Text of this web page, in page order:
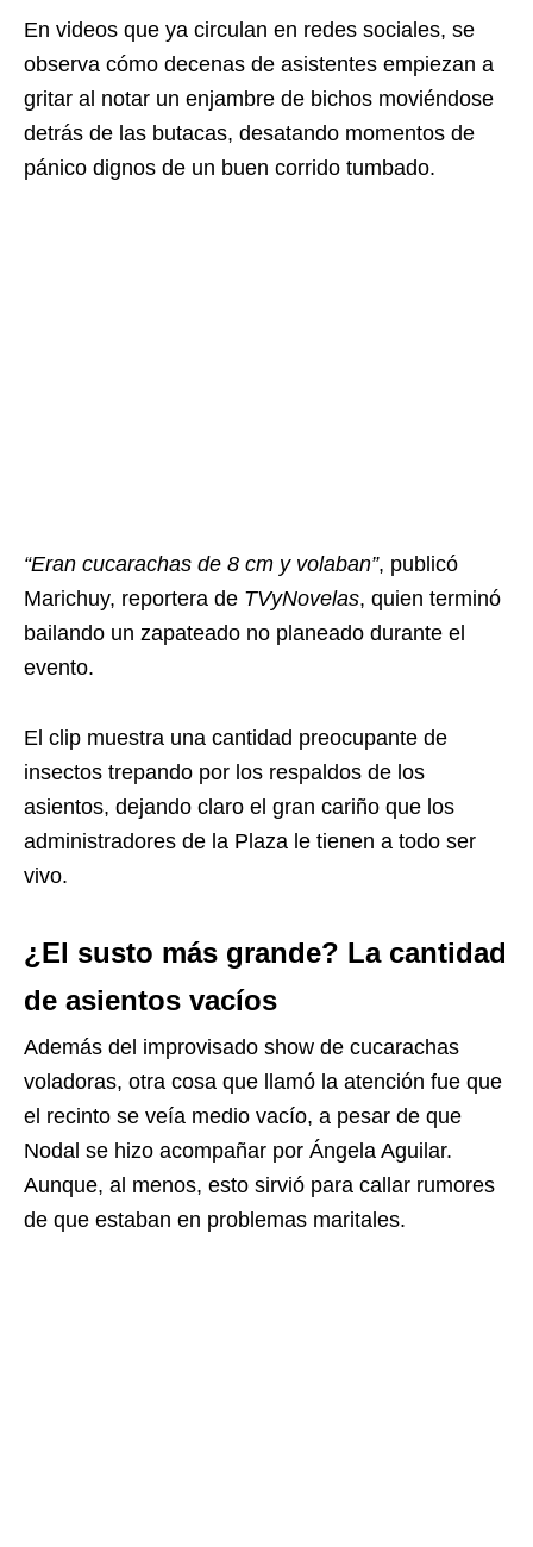
En videos que ya circulan en redes sociales, se
observa cómo decenas de asistentes empiezan a
gritar al notar un enjambre de bichos moviéndose
detrás de las butacas, desatando momentos de
pánico dignos de un buen corrido tumbado.
“Eran cucarachas de 8 cm y volaban”, publicó
Marichuy, reportera de TVyNovelas, quien terminó
bailando un zapateado no planeado durante el
evento.
El clip muestra una cantidad preocupante de
insectos trepando por los respaldos de los
asientos, dejando claro el gran cariño que los
administradores de la Plaza le tienen a todo ser
vivo.
¿El susto más grande? La cantidad
de asientos vacíos
Además del improvisado show de cucarachas
voladoras, otra cosa que llamó la atención fue que
el recinto se veía medio vacío, a pesar de que
Nodal se hizo acompañar por Ángela Aguilar.
Aunque, al menos, esto sirvió para callar rumores
de que estaban en problemas maritales.